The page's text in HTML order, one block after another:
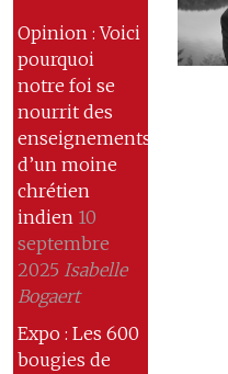
Opinion : Voici
pourquoi
notre foi se
nourrit des
enseignements
d’un moine
chrétien
indien 10
septembre
2025 Isabelle
Bogaert
Expo : Les 600
bougies de